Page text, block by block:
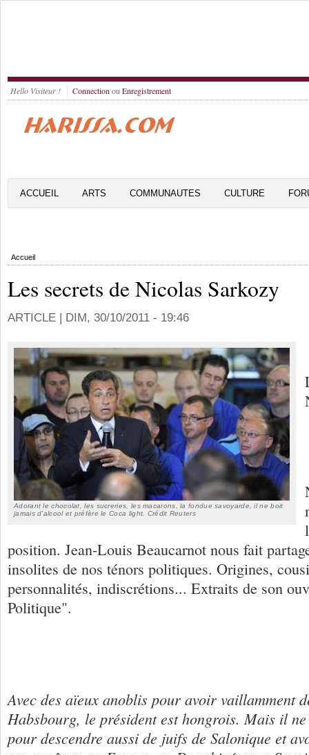
Hello Visiteur ! Connection ou Enregistrement
ACCUEIL ARTS COMMUNAUTES CULTURE
Accueil
Les secrets de Nicolas Sarkozy
ARTICLE | DIM, 30/10/2011 - 19:46
Adorant le chocolat, les sucreries, les macarons, la fondue savoyarde, il ne boit
jamais d’alcool et préfère le Coca light. Crédit Reuters
position. Jean-Louis Beaucarnot nous fait
insolites de nos ténors politiques. Origines,
personnalités, indiscrétions... Extraits de son
Politique".
Avec des aïeux anoblis pour avoir vaillamment
Habsbourg, le président est hongrois. Mais il ne
pour descendre aussi de juifs de Salonique et